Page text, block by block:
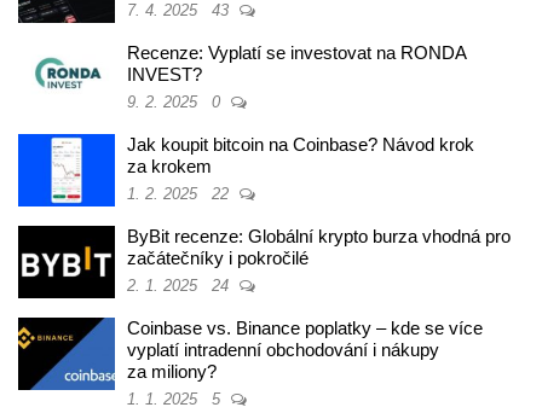
7. 4. 2025 43
Recenze: Vyplatí se investovat na RONDA
INVEST?
9. 2. 2025 0
Jak koupit bitcoin na Coinbase? Návod krok
za krokem
1. 2. 2025 22
ByBit recenze: Globální krypto burza vhodná pro
začátečníky i pokročilé
2. 1. 2025 24
Coinbase vs. Binance poplatky – kde se více
vyplatí intradenní obchodování i nákupy
za miliony?
1. 1. 2025 5